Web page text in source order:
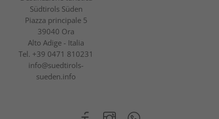
Südtirols Süden
Piazza principale 5
39040 Ora
Alto Adige - Italia
Tel. +39 0471 810231
info@suedtirols-
sueden.info